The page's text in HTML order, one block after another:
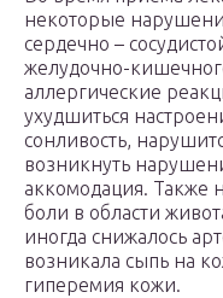
некоторые
сердечно –
желудочно-
аллергические
ухудшиться
сонливость,
возникнуть
аккомодация. Также
боли в области
иногда снижалось
возникала сыпь на
гиперемия кожи.